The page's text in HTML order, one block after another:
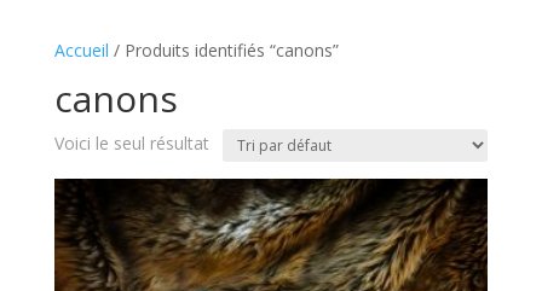
Accueil / Produits identifiés “canons”
canons
Voici le seul résultat